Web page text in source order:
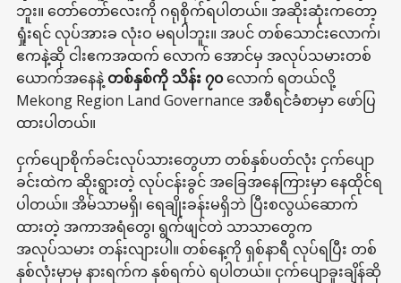
ဘူး။ တော်တော်လေးကို ဂရုစိုက်ရပါတယ်။ အဆိုးဆုံးကတော့
ရှုံးရင် လုပ်အားခ လုံးဝ မရပါဘူး။ အပင် တစ်သောင်းလောက်၊
ဧကနဲ့ဆို ငါးဧကအထက် လောက် အောင်မှ အလုပ်သမားတစ်
ယောက်အနေနဲ့ တစ်နှစ်ကို သိန်း ၇၀လောက် ရတယ်လို့
Mekong Region Land Governance အစီရင်ခံစာမှာ ဖော်ပြ
ထားပါတယ်။
ငှက်ပျောစိုက်ခင်းလုပ်သားတွေဟာ တစ်နှစ်ပတ်လုံး ငှက်ပျော
ခင်းထဲက ဆိုးရွားတဲ့ လုပ်ငန်းခွင် အခြေအနေကြားမှာ နေထိုင်ရ
ပါတယ်။ အိမ်သာမရှိ၊ ရေချိုးခန်းမရှိဘဲ ပြီးစလွယ်ဆောက်
ထားတဲ့ အကာအရံတွေ၊ ရွက်ဖျင်တဲ သာသာတွေက
အလုပ်သမား တန်းလျားပါ။ တစ်နေ့ကို ရှစ်နာရီ လုပ်ရပြီး တစ်
နှစ်လုံးမှာမှ နားရက်က နှစ်ရက်ပဲ ရပါတယ်။ ငှက်ပျောခူးချိန်ဆို